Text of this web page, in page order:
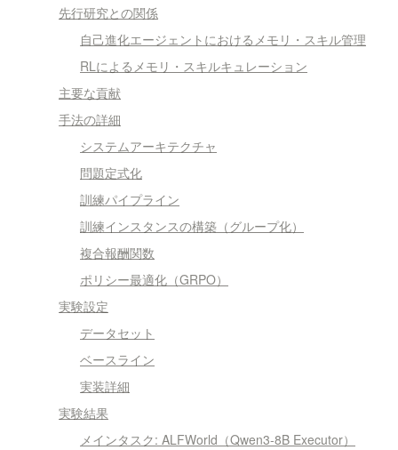
先行研究との関係
自己進化エージェントにおけるメモリ・スキル管理
RLによるメモリ・スキルキュレーション
主要な貢献
手法の詳細
システムアーキテクチャ
問題定式化
訓練パイプライン
訓練インスタンスの構築（グループ化）
複合報酬関数
ポリシー最適化（GRPO）
実験設定
データセット
ベースライン
実装詳細
実験結果
メインタスク: ALFWorld（Qwen3-8B Executor）